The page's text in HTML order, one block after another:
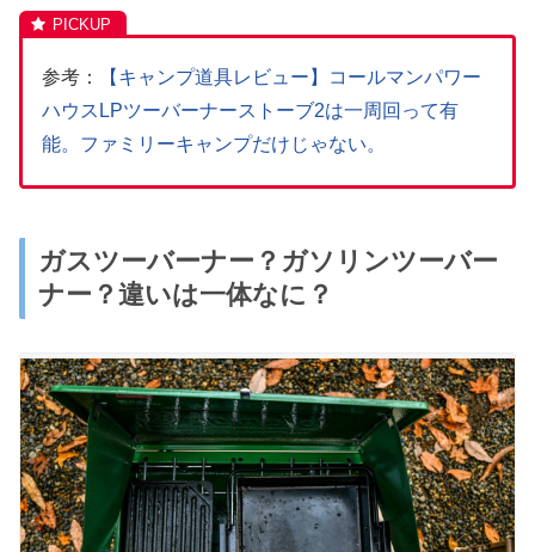
参考：
【キャンプ道具レビュー】コールマンパワー
ハウスLPツーバーナーストーブ2は一周回って有
能。ファミリーキャンプだけじゃない。
ガスツーバーナー？ガソリンツーバー
ナー？違いは一体なに？